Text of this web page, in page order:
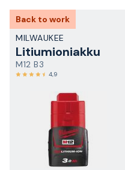
Back to work
MILWAUKEE
Litiumioniakku
M12 B3
4,9